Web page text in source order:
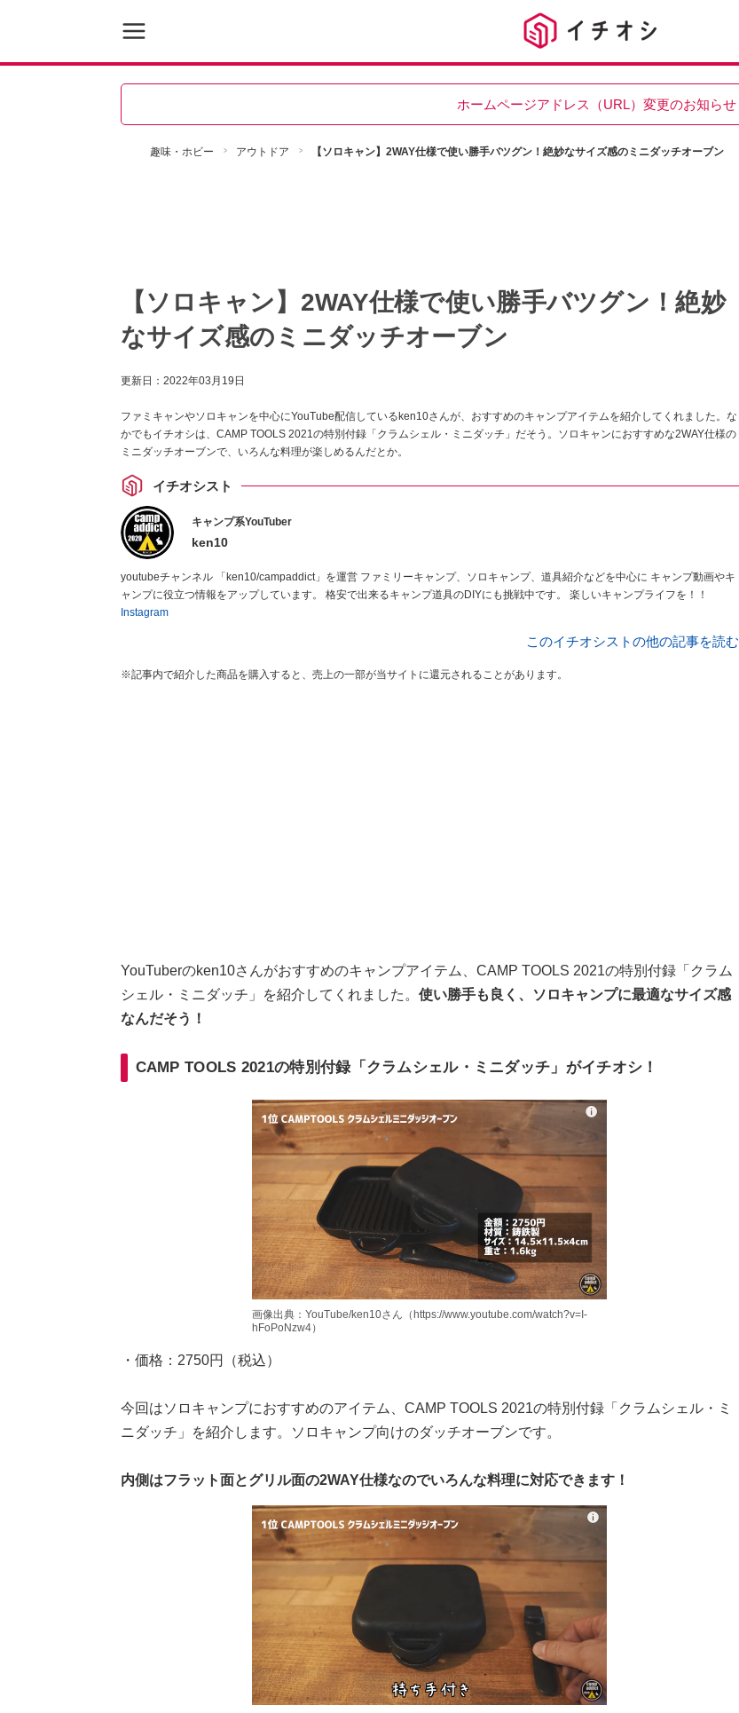
ホームページアドレス（URL）変更のお知らせ
趣味・ホビー アウトドア 【ソロキャン】2WAY仕様で使い勝手バツグン！絶妙なサイズ感のミニダッチオーブン
【ソロキャン】2WAY仕様で使い勝手バツグン！絶妙
なサイズ感のミニダッチオーブン
更新日： 2022年03月19日
ファミキャンやソロキャンを中心にYouTube配信しているken10さんが、おすすめのキャンプアイテムを紹介してくれました。な
かでもイチオシは、CAMP TOOLS 2021の特別付録「クラムシェル・ミニダッチ」だそう。ソロキャンにおすすめな2WAY仕様の
ミニダッチオーブンで、いろんな料理が楽しめるんだとか。
イチオシスト
キャンプ系YouTuber
ken10
youtubeチャンネル 「ken10/campaddict」を運営 ファミリーキャンプ、ソロキャンプ、道具紹介などを中心に キャンプ動画やキ
ャンプに役立つ情報をアップしています。 格安で出来るキャンプ道具のDIYにも挑戦中です。 楽しいキャンプライフを！！
Instagram
このイチオシストの他の記事を読む
※記事内で紹介した商品を購入すると、売上の一部が当サイトに還元されることがあります。
YouTuberのken10さんがおすすめのキャンプアイテム、CAMP TOOLS 2021の特別付録「クラム
シェル・ミニダッチ」を紹介してくれました。 使い勝手も良く、ソロキャンプに最適なサイズ感
なんだそう！
CAMP TOOLS 2021の特別付録「クラムシェル・ミニダッチ」がイチオシ！
画像出典：YouTube/ken10さん（https://www.youtube.com/watch?v=I-
hFoPoNzw4）
・価格：2750円（税込）
今回はソロキャンプにおすすめのアイテム、CAMP TOOLS 2021の特別付録「クラムシェル・ミ
ニダッチ」を紹介します。ソロキャンプ向けのダッチオーブンです。
内側はフラット面とグリル面の2WAY仕様なのでいろんな料理に対応できます！